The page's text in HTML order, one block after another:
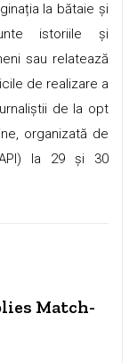
la bătaie și
istoriile și
sau relatează
de realizare a
de la opt
organizată de
la 29 și 30
Match-